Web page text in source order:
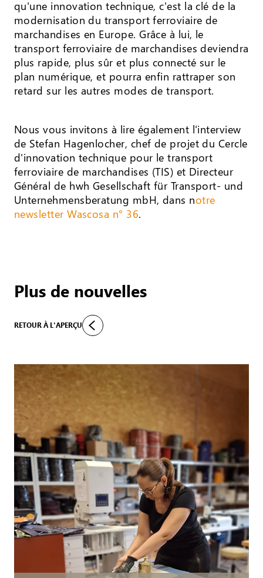
qu'une innovation technique, c'est la clé de la
modernisation du transport ferroviaire de
marchandises en Europe. Grâce à lui, le
transport ferroviaire de marchandises deviendra
plus rapide, plus sûr et plus connecté sur le
plan numérique, et pourra enfin rattraper son
retard sur les autres modes de transport.
Nous vous invitons à lire également l'interview
de Stefan Hagenlocher, chef de projet du Cercle
d'innovation technique pour le transport
ferroviaire de marchandises (TIS) et Directeur
Général de hwh Gesellschaft für Transport- und
Unternehmensberatung mbH, dans notre
newsletter Wascosa n° 36.
Plus de nouvelles
RETOUR À L'APERÇU